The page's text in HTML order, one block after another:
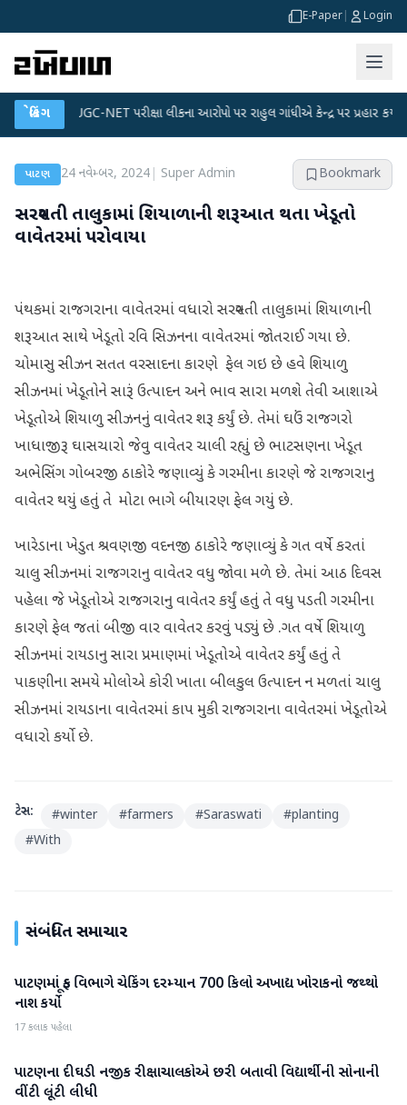
E-Paper Login
બ્રેકિંગ
UGC-NET પરીક્ષા લીકના આરોપો પર રાહુલ ગાંધીએ કેન્દ્ર પર પ્રહાર કર્યા ●
પાટણ 24 નવેમ્બર, 2024| Super Admin Bookmark
સરસ્વતી તાલુકામાં શિયાળાની શરૂઆત થતા ખેડૂતો
વાવેતરમાં પરોવાયા
પંથકમાં રાજગરાના વાવેતરમાં વધારો સરસ્વતી તાલુકામાં શિયાળાની
શરૂઆત સાથે ખેડૂતો રવિ સિઝનના વાવેતરમાં જોતરાઈ ગયા છે.
ચોમાસુ સીઝન સતત વરસાદના કારણે ફેલ ગઇ છે હવે શિયાળુ
સીઝનમાં ખેડૂતોને સારૂં ઉત્પાદન અને ભાવ સારા મળશે તેવી આશાએ
ખેડૂતોએ શિયાળુ સીઝનનું વાવેતર શરૂ કર્યું છે. તેમાં ઘઉં રાજગરો
ખાધાજીરૂ ઘાસચારો જેવુ વાવેતર ચાલી રહ્યું છે ભાટસણના ખેડૂત
અભેસિંગ ગોબરજી ઠાકોરે જણાવ્યું કે ગરમીના કારણે જે રાજગરાનુ
વાવેતર થયું હતું તે મોટા ભાગે બીયારણ ફેલ ગયું છે.
ખારેડાના ખેડુત શ્રવણજી વદનજી ઠાકોરે જણાવ્યું કે ગત વર્ષે કરતાં
ચાલુ સીઝનમાં રાજગરાનુ વાવેતર વધુ જોવા મળે છે. તેમાં આઠ દિવસ
પહેલા જે ખેડૂતોએ રાજગરાનુ વાવેતર કર્યું હતું તે વધુ પડતી ગરમીના
કારણે ફેલ જતાં બીજી વાર વાવેતર કરવું પડ્યું છે .ગત વર્ષે શિયાળુ
સીઝનમાં રાયડાનુ સારા પ્રમાણમાં ખેડૂતોએ વાવેતર કર્યું હતું તે
પાકણીના સમયે મોલોએ કોરી ખાતા બીલકુલ ઉત્પાદન ન મળતાં ચાલુ
સીઝનમાં રાયડાના વાવેતરમાં કાપ મુકી રાજગરાના વાવેતરમાં ખેડૂતોએ
વધારો કર્યો છે.
ટેગ્સ: #winter #farmers #Saraswati #planting
#With
સંબંધિત સમાચાર
પાટણ
પાટણમાં ફૂડ વિભાગે ચેકિંગ દરમ્યાન 700 કિલો અખાદ્ય ખોરાકનો જથ્થો
નાશ કર્યો
17 કલાક પહેલા
પાટણ
પાટણના દીઘડી નજીક રીક્ષાચાલકોએ છરી બતાવી વિદ્યાર્થીની સોનાની
વીંટી લૂંટી લીધી